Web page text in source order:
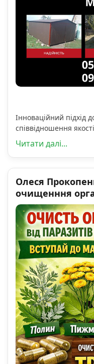
Інноваційний підхід
співвідношення
Читати далі...
Олеся
очищенння